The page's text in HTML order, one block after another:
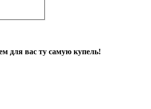
для вас ту самую купель!